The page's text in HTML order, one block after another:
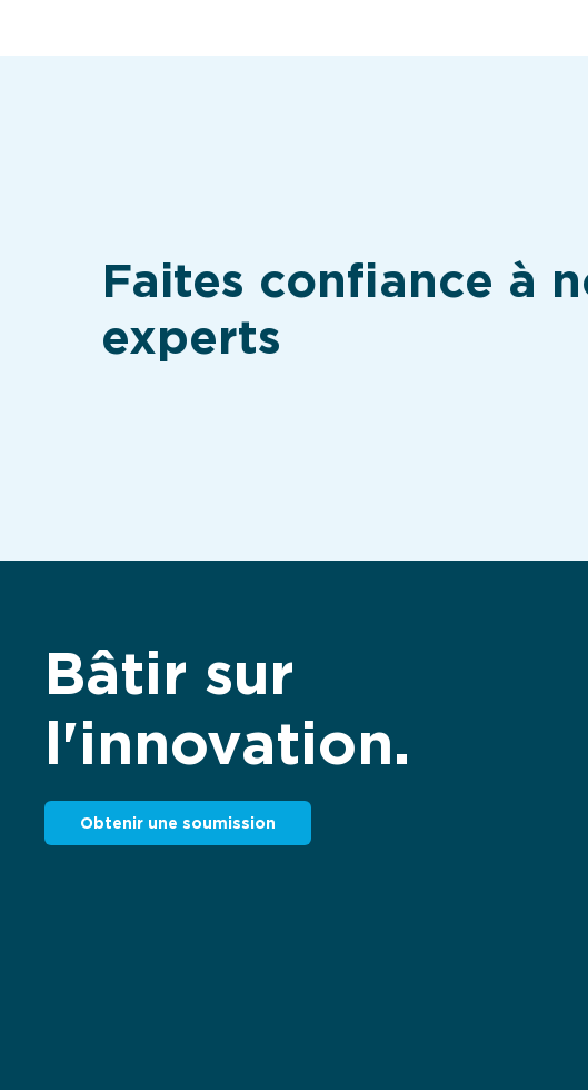
Faites confiance à
experts
Bâtir sur
l'innovation.
Obtenir une soumission